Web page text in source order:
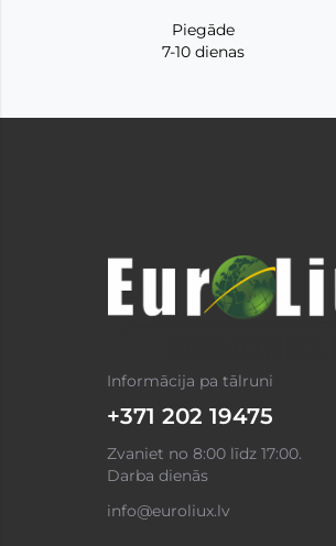
Piegāde
7-10 dienas
Informācija pa tālruni
+371 202 19475
Zvaniet no 8:00 līdz 17:00.
Darba dienās
info@euroliux.lv